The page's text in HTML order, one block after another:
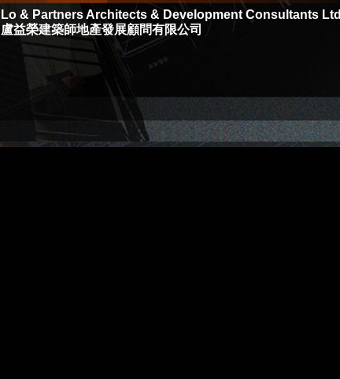
Lo & Partners Architects & Development Consultants Ltd
盧益榮建築師地產發展顧問有限公司